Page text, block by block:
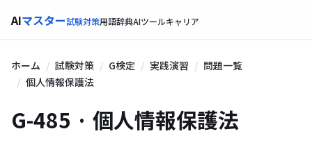
AIマスター試験対策用語辞典AIツールキャリア
ホーム 試験対策 G検定 実践演習
問題一覧
個人情報保護法
G-485 · 個人情報保護法